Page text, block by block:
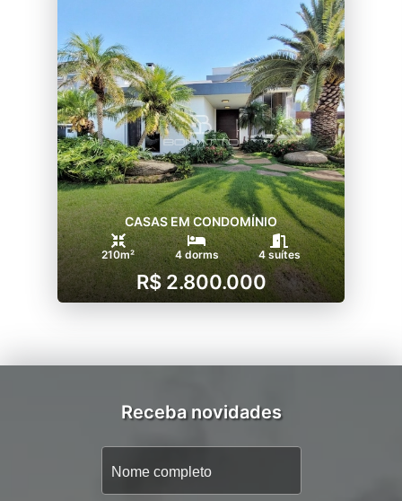
CASAS EM CONDOMÍNIO
210m² 4 dorms 4 suítes
R$ 2.800.000
Receba novidades